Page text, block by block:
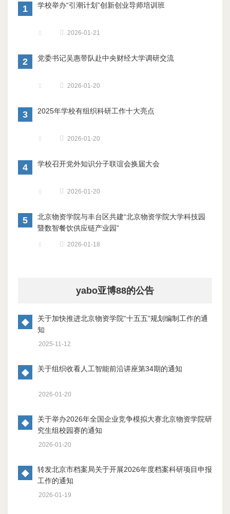
1 学校举办“引潮计划”创新创业导师培训班
2026-01-21
2 党委书记吴惠带队赴中央财经大学调研交流
2026-01-20
3 2025年学校有组织科研工作十大亮点
2026-01-20
4 学校召开党外知识分子联谊会换届大会
2026-01-20
5
北京物资学院与丰台区共建“北京物资学院大学科技园
暨数智餐饮供应链产业园”
2026-01-18
yabo亚博88的公告
◆
关于加快推进北京物资学院“十五五”规划编制工作的通
知
2025-11-12
◆ 关于组织收看人工智能前沿讲座第34期的通知
2026-01-20
◆
关于举办2026年全国企业竞争模拟大赛北京物资学院研
究生组校园赛的通知
2026-01-20
◆
转发北京市档案局关于开展2026年度档案科研项目申报
工作的通知
2026-01-19